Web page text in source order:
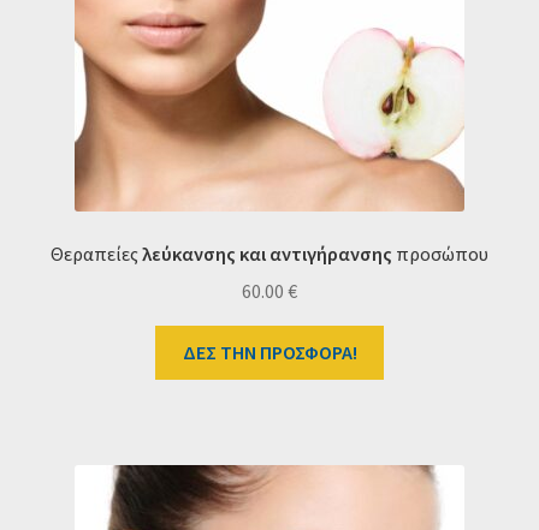
Θεραπείες λεύκανσης και αντιγήρανσης προσώπου
60.00 €
ΔΕΣ ΤΗΝ ΠΡΟΣΦΟΡΑ!